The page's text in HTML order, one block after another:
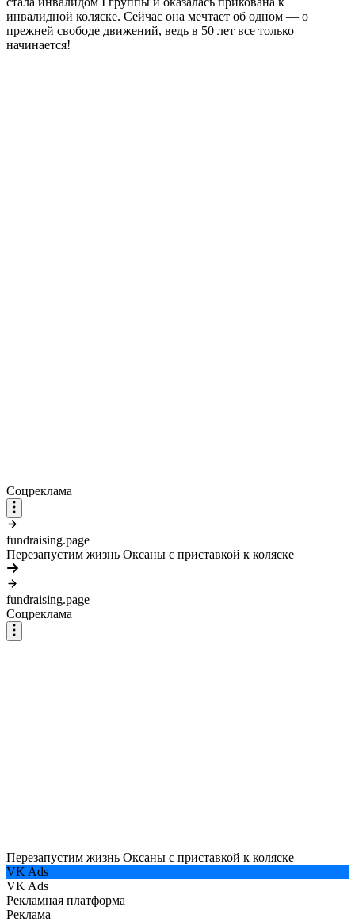
инвалидной коляске. Сейчас она мечтает об одном — о
прежней свободе движений, ведь в 50 лет все только
начинается!
Соцреклама
fundraising.page
Перезапустим жизнь Оксаны с приставкой к коляске
fundraising.page
Соцреклама
Перезапустим жизнь Оксаны с приставкой к коляске
VK Ads
VK Ads
Рекламная платформа
Реклама